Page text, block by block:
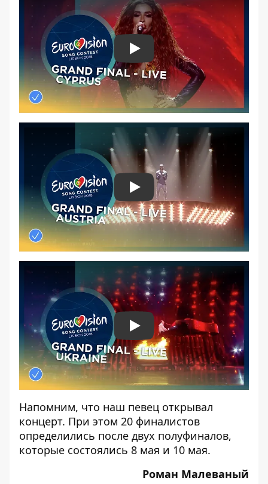
Play
Play
Play
Напомним, что наш певец открывал
концерт. При этом 20 финалистов
определились после двух полуфиналов,
которые состоялись 8 мая и 10 мая.
Роман Малеваный